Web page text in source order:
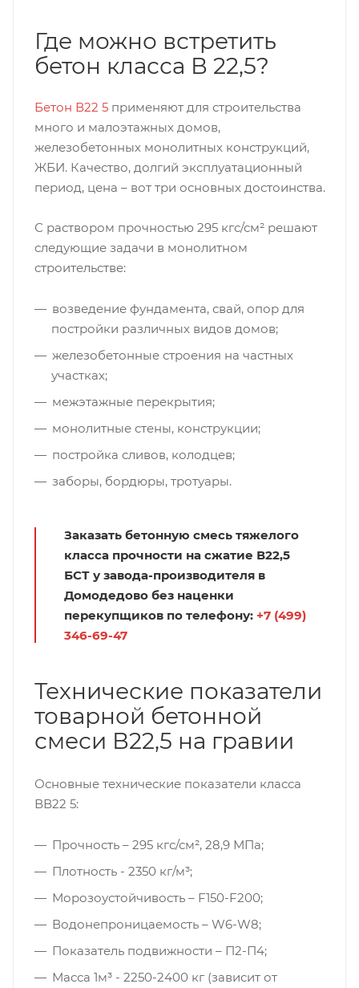
Где можно встретить
бетон класса В 22,5?
Бетон В22 5применяют для строительства
много и малоэтажных домов,
железобетонных монолитных конструкций,
ЖБИ. Качество, долгий эксплуатационный
период, цена – вот три основных достоинства.
С раствором прочностью 295 кгс/см² решают
следующие задачи в монолитном
строительстве:
возведение фундамента, свай, опор для
постройки различных видов домов;
железобетонные строения на частных
участках;
межэтажные перекрытия;
монолитные стены, конструкции;
постройка сливов, колодцев;
заборы, бордюры, тротуары.
Заказать бетонную смесь тяжелого
класса прочности на сжатие В22,5
БСТ у завода-производителя в
Домодедово без наценки
перекупщиков по телефону: +7 (499)
346-69-47
Технические показатели
товарной бетонной
смеси В22,5 на гравии
Основные технические показатели класса
ВВ22 5:
Прочность – 295 кгс/см², 28,9 МПа;
Плотность - 2350 кг/м³;
Морозоустойчивость – F150-F200;
Водонепроницаемость – W6-W8;
Показатель подвижности – П2-П4;
Масса 1м³ - 2250-2400 кг (зависит от